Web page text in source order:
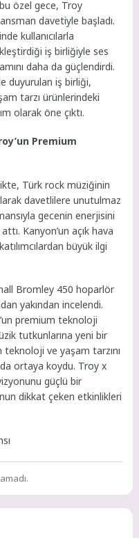
özel gece, Troy
davetiyle başladı.
kullanıcılarla
iş birliğiyle ses
daha da güçlendirdi.
duyurulan iş birliği,
tarzı ürünlerindeki
olarak öne çıktı.
Premium
Türk rock müziğinin
davetlilere unutulmaz
gecenin enerjisini
Kanyon’un açık hava
büyük ilgi
Bromley 450 hoparlör
yakından incelendi.
premium teknoloji
tutkunlarına yeni bir
teknoloji ve yaşam tarzını
ortaya koydu. Troy x
güçlü bir
dikkat çeken etkinlikleri